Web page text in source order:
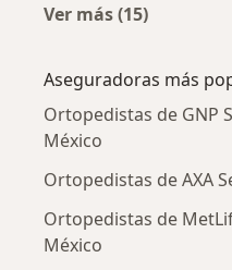
Ver más (15)
Aseguradoras más
Ortopedistas de GNP
México
Ortopedistas de AXA
Ortopedistas de
México